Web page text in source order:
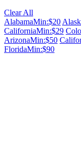
Clear All
AlabamaMin:$20
CaliforniaMin:$29
ArizonaMin:$50
FloridaMin:$90